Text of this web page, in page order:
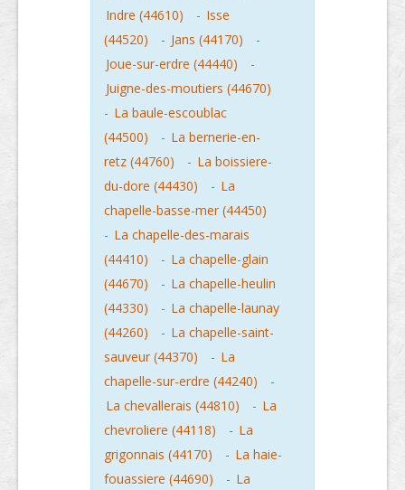
Indre (44610)
- Isse
(44520)
- Jans (44170)
-
Joue-sur-erdre (44440)
-
Juigne-des-moutiers (44670)
- La baule-escoublac
(44500)
- La bernerie-en-
retz (44760)
- La boissiere-
du-dore (44430)
- La
chapelle-basse-mer (44450)
- La chapelle-des-marais
(44410)
- La chapelle-glain
(44670)
- La chapelle-heulin
(44330)
- La chapelle-launay
(44260)
- La chapelle-saint-
sauveur (44370)
- La
chapelle-sur-erdre (44240)
-
La chevallerais (44810)
- La
chevroliere (44118)
- La
grigonnais (44170)
- La haie-
fouassiere (44690)
- La